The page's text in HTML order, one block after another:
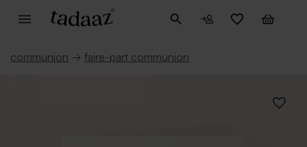
communion → faire-part communion